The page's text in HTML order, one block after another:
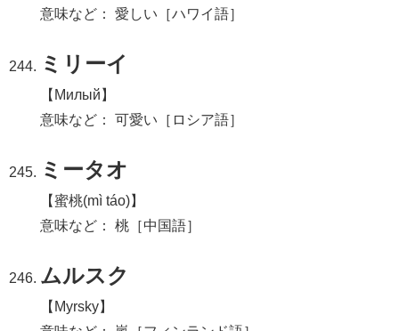
意味など： 愛しい［ハワイ語］
ミリーイ
【Милый】
意味など： 可愛い［ロシア語］
ミータオ
【蜜桃(mì táo)】
意味など： 桃［中国語］
ムルスク
【Myrsky】